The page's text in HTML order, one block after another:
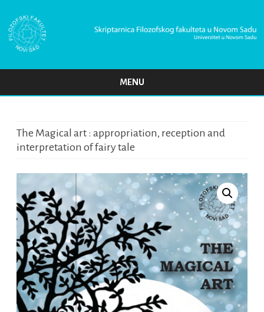
MENU
The Magical art : appropriation, reception and
interpretation of fairy tale